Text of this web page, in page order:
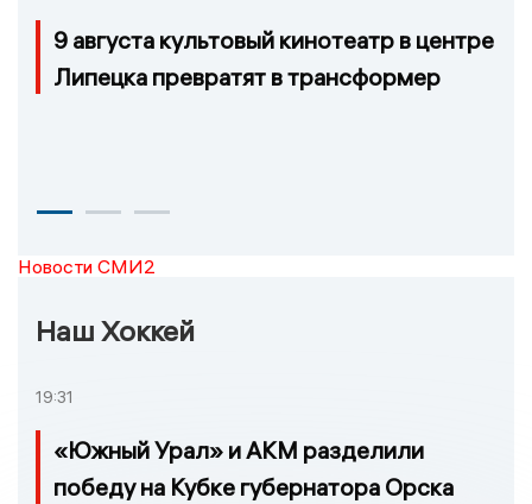
9 августа культовый кинотеатр в центре
Липецка превратят в трансформер
Новости СМИ2
Наш Хоккей
19:31
«Южный Урал» и АКМ разделили
победу на Кубке губернатора Орска